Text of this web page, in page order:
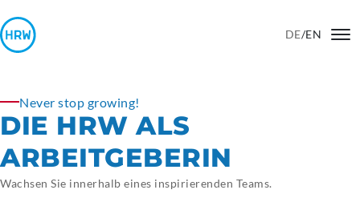
DE/EN
Never stop growing!
DIE HRW ALS
ARBEITGEBERIN
Wachsen Sie innerhalb eines inspirierenden Teams.